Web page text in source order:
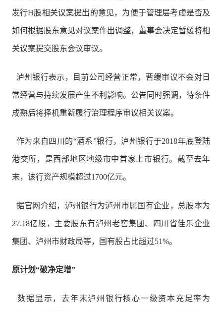
发行H股相关议案提出的意见，为便于管理层考虑是否及
如何根据股东意见对议案作出调整，董事会决定暂缓将相
关议案提交股东会议审议。
泸州银行表示，目前公司经营正常，暂缓审议不会对日
常经营与持续发展产生不利影响。公告同时强调，待条件
成熟后将择机重新履行治理程序审议相关议案。
作为来自四川的“酒系”银行，泸州银行于2018年底登陆
港交所，是西部地区地级市中首家上市银行。截至去年
末，该行资产规模超过1700亿元。
据官网介绍，泸州银行为泸州市属国有企业，总股本为
27.18亿股，主要股东有泸州老窖集团、四川省佳乐企业
集团、泸州市财政局等，国有股占比超过51%。
原计划“破净定增”
数据显示，去年末泸州银行核心一级资本充足率为